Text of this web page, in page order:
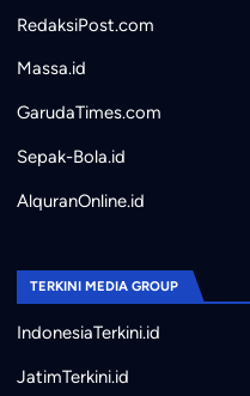
RedaksiPost.com
Massa.id
GarudaTimes.com
Sepak-Bola.id
AlquranOnline.id
TERKINI MEDIA GROUP
IndonesiaTerkini.id
JatimTerkini.id